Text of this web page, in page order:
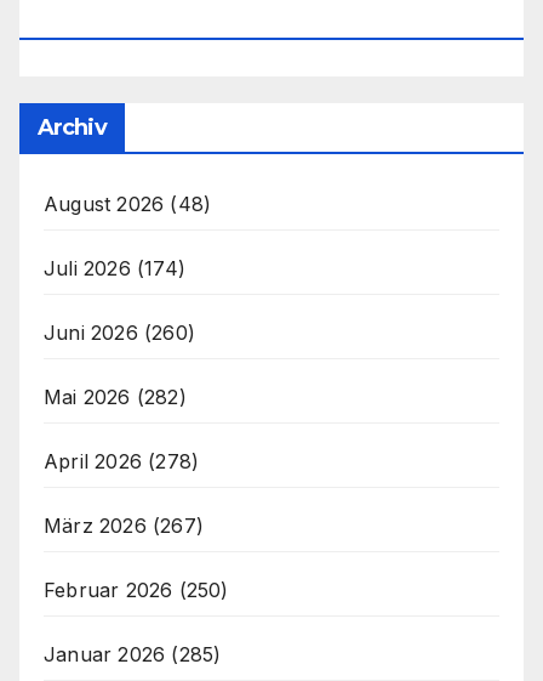
Archiv
August 2026 (48)
Juli 2026 (174)
Juni 2026 (260)
Mai 2026 (282)
April 2026 (278)
März 2026 (267)
Februar 2026 (250)
Januar 2026 (285)